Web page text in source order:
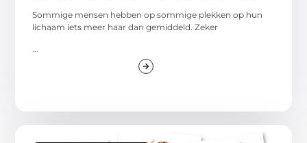
Sommige mensen hebben op sommige plekken op hun
lichaam iets meer haar dan gemiddeld. Zeker
...